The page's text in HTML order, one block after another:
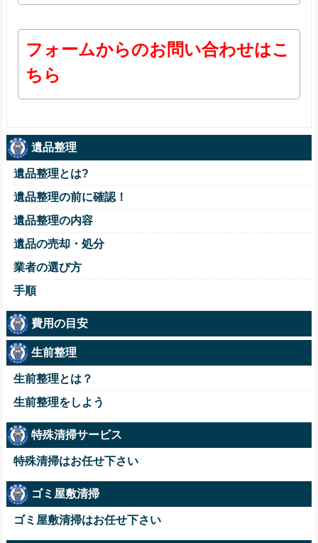
フォームからのお問い合わせはこ
ちら
遺品整理
遺品整理とは?
遺品整理の前に確認！
遺品整理の内容
遺品の売却・処分
業者の選び方
手順
費用の目安
生前整理
生前整理とは？
生前整理をしよう
特殊清掃サービス
特殊清掃はお任せ下さい
ゴミ屋敷清掃
ゴミ屋敷清掃はお任せ下さい